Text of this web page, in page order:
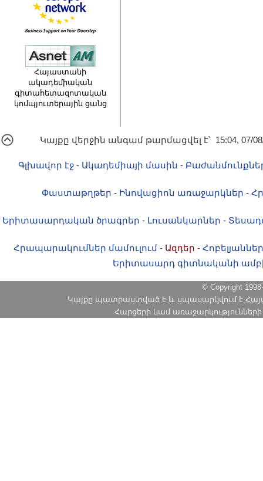
Հայաստանի
ակադեմիական
գիտահետազոտական
կոմպյուտերային ցանց
Կայքը վերջին անգամ թարմացվել է՝ 15:04, 07/
Գլխավոր էջ - Ակադեմիայի մասին -
Փաստաթղթեր - Ինովացիոն առաջարկներ -
Երիտասարդական ծրագրեր - Լուսանկարներ -
Հրապարակումներ մամուլում- Ազդեր - Հոբելյաններ
Երիտասարդ գիտնականի
© Copyright
Կայքը պատրաստված է և սպասարկվում է
Հարցերի կամ առաջարկությունների